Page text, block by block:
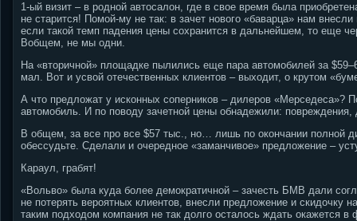
1-ый визит – в родной автосалон, где в свое время была
не старится! Помой-му не так: в зачет нового «баварца» нам
если такой темп падения цены сохранится в дальнейшем, то еще
Вобщем, не мы одни.
На «вторичной» площадке пылились еще пара автомобилей за
мал. Вот и усвой отечественных клиентов – выходит, о крутом
А что предложат у исконных соперников – дилеров «Мерседеса»?
автомобиль. И по поводу зачетной цены обнадежили: повреждения,
В общем, за все про все $57 тыс., но… лишь по окончании полной
обессудьте. Сделали и очередное «заманчивое» предложение –
Караул, грабят!
«Вольво» была куда более демократичной – зачесть БМВ дали
не потерять вероятных клиентов, внесли предложение и
таким подходом компания не так долго осталось ждать окажется в